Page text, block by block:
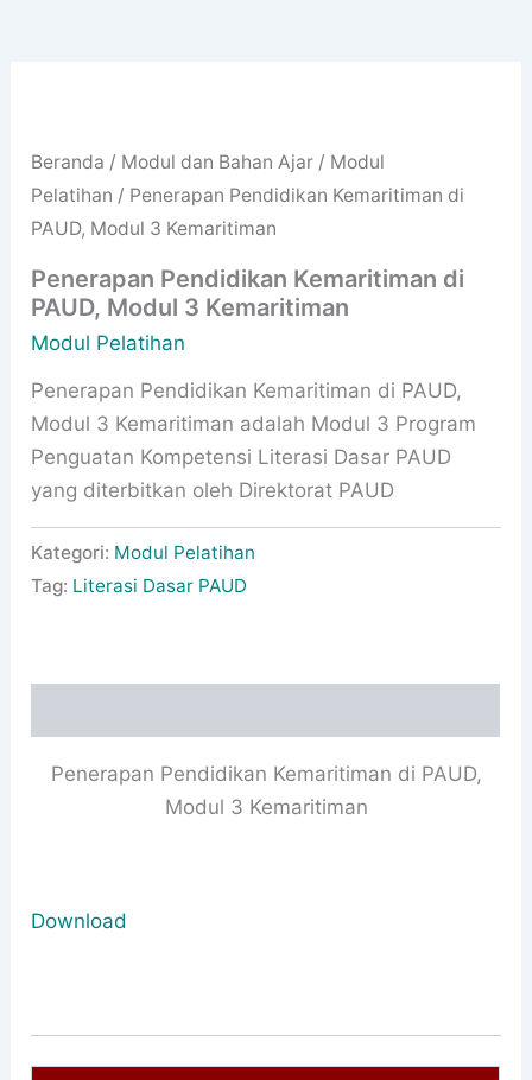
Beranda / Modul dan Bahan Ajar / Modul
Pelatihan / Penerapan Pendidikan Kemaritiman di
PAUD, Modul 3 Kemaritiman
Penerapan Pendidikan Kemaritiman di
PAUD, Modul 3 Kemaritiman
Modul Pelatihan
Penerapan Pendidikan Kemaritiman di PAUD,
Modul 3 Kemaritiman adalah Modul 3 Program
Penguatan Kompetensi Literasi Dasar PAUD
yang diterbitkan oleh Direktorat PAUD
Kategori: Modul Pelatihan
Tag: Literasi Dasar PAUD
Penerapan Pendidikan Kemaritiman di PAUD,
Modul 3 Kemaritiman
Download